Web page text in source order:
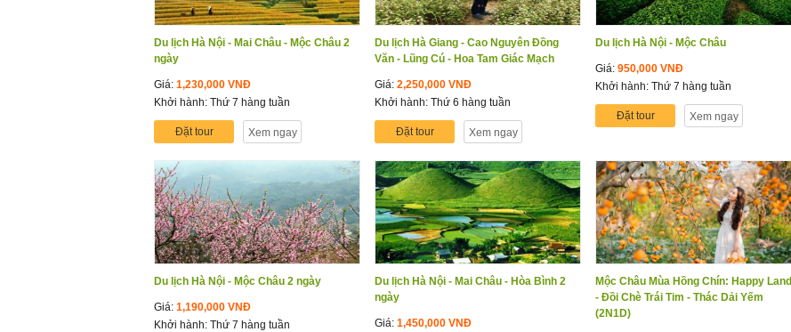
Du lịch Hà Nội - Mai Châu - Mộc Châu 2
ngày
Giá: 1,230,000 VNĐ
Khởi hành: Thứ 7 hàng tuần
Đặt tour Xem ngay
Du lịch Hà Giang - Cao Nguyên Đồng
Văn - Lũng Cú - Hoa Tam Giác Mạch
Giá: 2,250,000 VNĐ
Khởi hành: Thứ 6 hàng tuần
Đặt tour Xem ngay
Du lịch Hà Nội - Mộc Châu
Giá: 950,000 VNĐ
Khởi hành: Thứ 7 hàng tuần
Đặt tour Xem ngay
Du lịch Hà Nội - Mộc Châu 2 ngày
Giá: 1,190,000 VNĐ
Khởi hành: Thứ 7 hàng tuần
Du lịch Hà Nội - Mai Châu - Hòa Bình 2
ngày
Giá: 1,450,000 VNĐ
Mộc Châu Mùa Hồng Chín: Happy Land
- Đồi Chè Trái Tim - Thác Dải Yếm
(2N1D)